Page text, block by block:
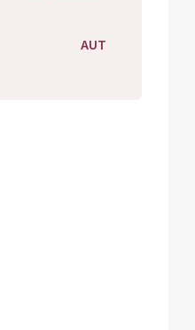
AUT